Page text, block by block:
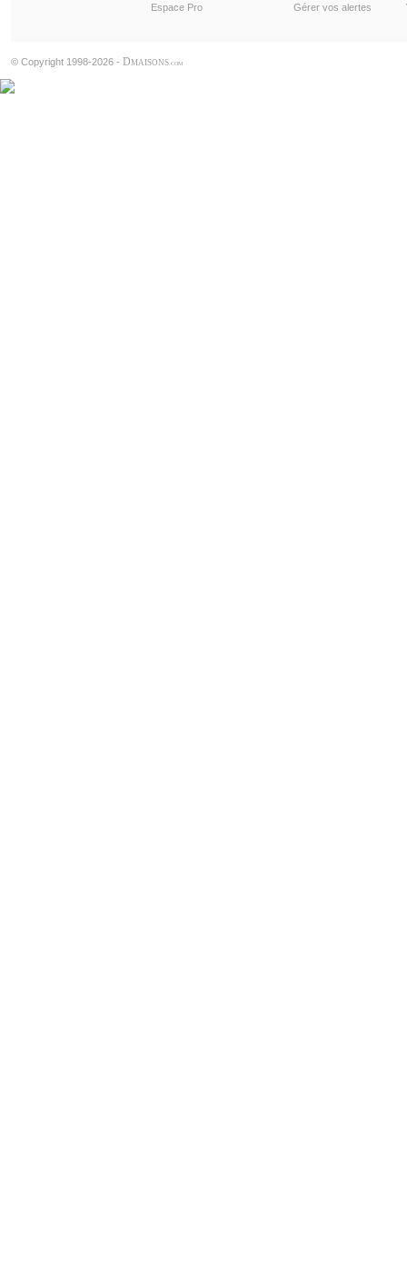
Espace Pro Gérer vos alertes
© Copyright 1998-2026 - DMAISONS .COM